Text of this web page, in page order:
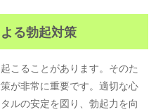
る勃起対策
こることがあります。そのた
が非常に重要です。適切な心
ルの安定を図り、勃起力を向